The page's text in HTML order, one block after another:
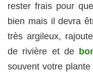
rester frais pour
bien mais il devra
très argileux,
de rivière et de
souvent votre